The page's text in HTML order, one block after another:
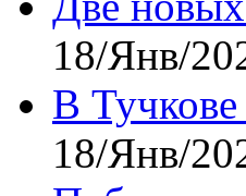
18/Янв/
В
18/Янв/